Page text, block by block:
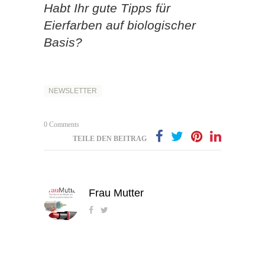
Habt Ihr gute Tipps für
Eierfarben auf biologischer
Basis?
NEWSLETTER
0 Comments
TEILE DEN BEITRAG
Frau Mutter